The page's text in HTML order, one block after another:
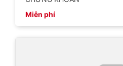
Miễn phí